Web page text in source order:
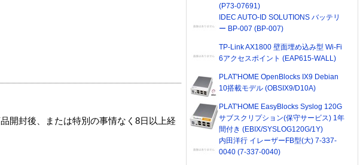
開封後、または特別の事情なく8日以上経
(P73-07691)
IDEC AUTO-ID SOLUTIONS バッテリ
ー BP-007 (BP-007)
TP-Link AX1800 壁面埋め込み型 Wi-Fi
6アクセスポイント (EAP615-WALL)
PLAT'HOME OpenBlocks IX9 Debian
10搭載モデル (OBSIX9/D10A)
PLAT'HOME EasyBlocks Syslog 120G
サブスクリプション(保守サービス) 1年
間付き (EBIX/SYSLOG120G/1Y)
内田洋行 イレーザーFB型(大) 7-337-
0040 (7-337-0040)